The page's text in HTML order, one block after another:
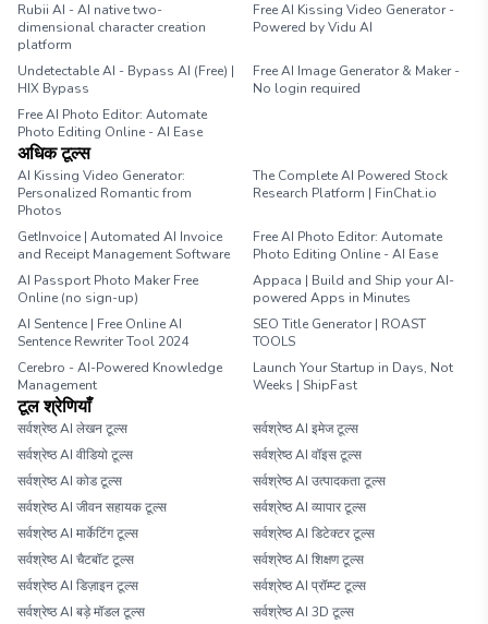
Rubii AI - AI native two-
dimensional character creation
platform
Free AI Kissing Video Generator -
Powered by Vidu AI
Undetectable AI - Bypass AI (Free) |
HIX Bypass
Free AI Image Generator & Maker -
No login required
Free AI Photo Editor: Automate
Photo Editing Online - AI Ease
अधिक टूल्स
AI Kissing Video Generator:
Personalized Romantic from
Photos
The Complete AI Powered Stock
Research Platform | FinChat.io
GetInvoice | Automated AI Invoice
and Receipt Management Software
Free AI Photo Editor: Automate
Photo Editing Online - AI Ease
AI Passport Photo Maker Free
Online (no sign-up)
Appaca | Build and Ship your AI-
powered Apps in Minutes
AI Sentence | Free Online AI
Sentence Rewriter Tool 2024
SEO Title Generator | ROAST
TOOLS
Cerebro - AI-Powered Knowledge
Management
Launch Your Startup in Days, Not
Weeks | ShipFast
टूल श्रेणियाँ
सर्वश्रेष्ठ AI लेखन टूल्स
सर्वश्रेष्ठ AI इमेज टूल्स
सर्वश्रेष्ठ AI वीडियो टूल्स
सर्वश्रेष्ठ AI वॉइस टूल्स
सर्वश्रेष्ठ AI कोड टूल्स
सर्वश्रेष्ठ AI उत्पादकता टूल्स
सर्वश्रेष्ठ AI जीवन सहायक टूल्स
सर्वश्रेष्ठ AI व्यापार टूल्स
सर्वश्रेष्ठ AI मार्केटिंग टूल्स
सर्वश्रेष्ठ AI डिटेक्टर टूल्स
सर्वश्रेष्ठ AI चैटबॉट टूल्स
सर्वश्रेष्ठ AI शिक्षण टूल्स
सर्वश्रेष्ठ AI डिज़ाइन टूल्स
सर्वश्रेष्ठ AI प्रॉम्प्ट टूल्स
सर्वश्रेष्ठ AI बड़े मॉडल टूल्स
सर्वश्रेष्ठ AI 3D टूल्स